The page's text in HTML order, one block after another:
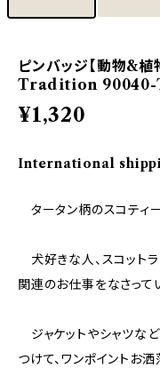
ピンバッジ【動物&植
Tradition 90040-
¥1,320
International
タータン柄のスコティ
犬好きな人、スコットラ
関連のお仕事をなさって
ジャケットやシャツな
つけて、ワンポイントお